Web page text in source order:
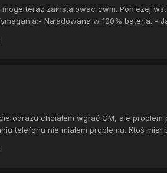
teraz zainstalowac cwm. Poniezej
Naładowana w 100% bateria. -
chciałem wgrać CM, ale problem
telefonu nie miałem problemu. Ktoś miał